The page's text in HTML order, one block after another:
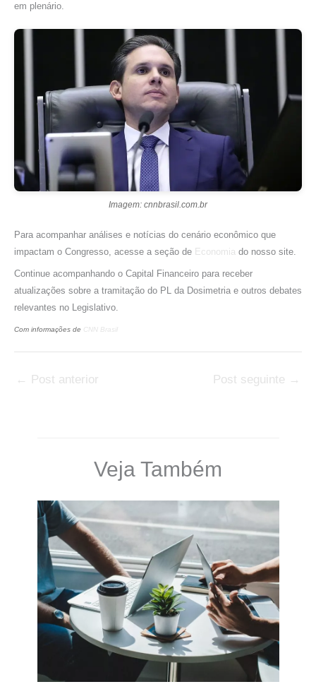
em plenário.
Imagem: cnnbrasil.com.br
Para acompanhar análises e notícias do cenário econômico que
impactam o Congresso, acesse a seção de Economia do nosso site.
Continue acompanhando o Capital Financeiro para receber
atualizações sobre a tramitação do PL da Dosimetria e outros debates
relevantes no Legislativo.
Com informações de CNN Brasil
← Post anterior Post seguinte →
Veja Também